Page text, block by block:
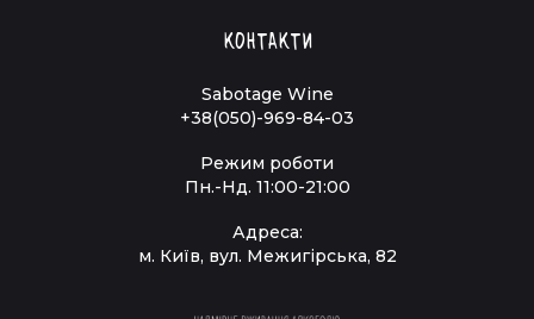
Контакти
Sabotage Wine
+38(050)-969-84-03
Режим роботи
Пн.-Нд. 11:00-21:00
Адреса:
м. Київ, вул. Межигірська, 82